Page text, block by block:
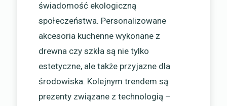
świadomość ekologiczną
społeczeństwa. Personalizowane
akcesoria kuchenne wykonane z
drewna czy szkła są nie tylko
estetyczne, ale także przyjazne dla
środowiska. Kolejnym trendem są
prezenty związane z technologią –